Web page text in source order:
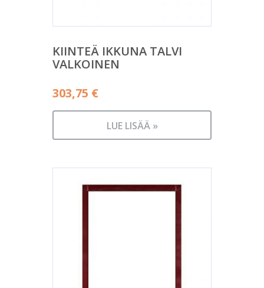
KIINTEÄ IKKUNA TALVI
VALKOINEN
303,75 €
LUE LISÄÄ »